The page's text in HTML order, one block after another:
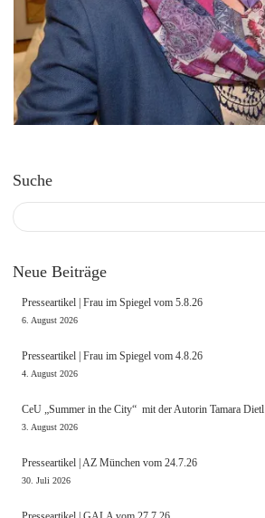
Suche
Neue Beiträge
Presseartikel | Frau im Spiegel vom 5.8.26
6. August 2026
Presseartikel | Frau im Spiegel vom 4.8.26
4. August 2026
CeU „Summer in the City“ mit der Autorin Tamara Dietl
3. August 2026
Presseartikel | AZ München vom 24.7.26
30. Juli 2026